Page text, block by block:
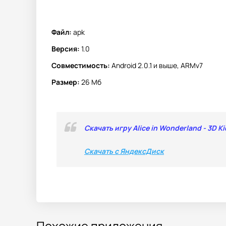
Файл: apk
Версия: 1.0
Совместимость: Android 2.0.1 и выше, ARMv7
Размер: 26 Мб
Скачать игру Alice in Wonderland - 3D
Скачать с ЯндексДиск